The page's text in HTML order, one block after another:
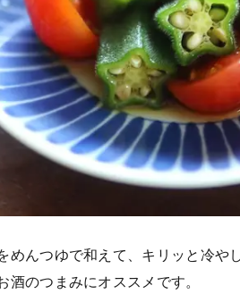
めんつゆで和えて、キリッと冷や
酒のつまみにオススメです。